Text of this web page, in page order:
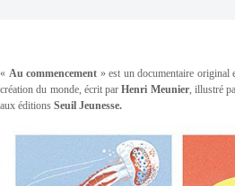
« Au commencement » est un documentaire original
création du monde, écrit parHenri Meunier, illustré
aux éditions Seuil Jeunesse.